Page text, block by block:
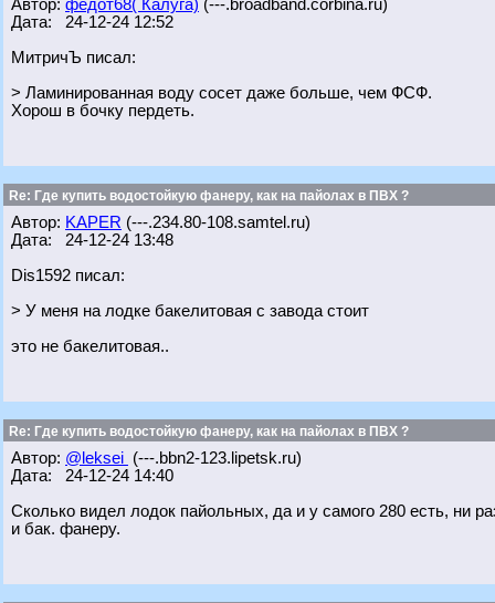
Автор: федот68( Калуга) (---.broadband.corbina.ru)
Дата: 24-12-24 12:52
МитричЪ писал:
> Ламинированная воду сосет даже больше, чем ФСФ.
Хорош в бочку пердеть.
Re: Где купить водостойкую фанеру, как на пайолах в ПВХ ?
Автор: KAPER (---.234.80-108.samtel.ru)
Дата: 24-12-24 13:48
Dis1592 писал:
> У меня на лодке бакелитовая с завода стоит
это не бакелитовая..
Re: Где купить водостойкую фанеру, как на пайолах в ПВХ ?
Автор: @leksei (---.bbn2-123.lipetsk.ru)
Дата: 24-12-24 14:40
Сколько видел лодок пайольных, да и у самого 280 есть, ни
и бак. фанеру.